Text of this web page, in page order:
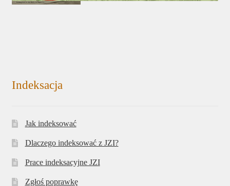
Indeksacja
Jak indeksować
Dlaczego indeksować z JZI?
Prace indeksacyjne JZI
Zgłoś poprawkę